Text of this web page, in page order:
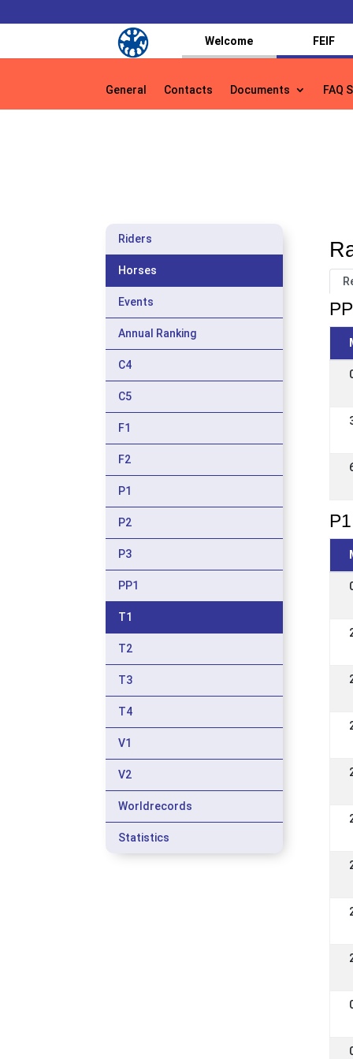
Welcome FEIF
General Contacts Documents FAQ
General Contacts Documents FAQ
Riders
Horses
Events
Annual Ranking
C4
C5
F1
F2
P1
P2
P3
PP1
T1
T2
T3
T4
V1
V2
Worldrecords
Statistics